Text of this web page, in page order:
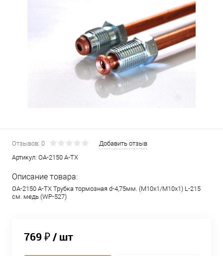
Отзывов: 0
Добавить отзыв
Артикул: OA-2150 A-TX
Описание товара:
OA-2150 A-TX Трубка тормозная d-4,75мм. (М10х1/М10х1) L-215
см. медь (WP-527)
769 ₽/ шт